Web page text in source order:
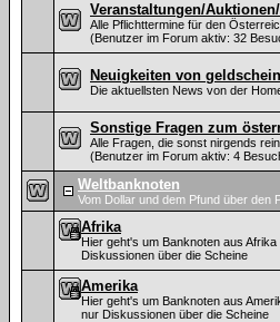
Veranstaltungen/
Alle Pflichttermine für den
(Benutzer im Forum aktiv: 32
Neuigkeiten von
Die aktuellsten News von der
Sonstige Fragen zum
Alle Fragen, die sonst nirgends
(Benutzer im Forum aktiv: 4
Weltbanknoten
Vom Dollar und dem Pfund über den
Afrika
Hier geht's um Banknoten aus
Diskussionen über die Scheine
Amerika
Hier geht's um Banknoten aus
nur Diskussionen über die Scheine